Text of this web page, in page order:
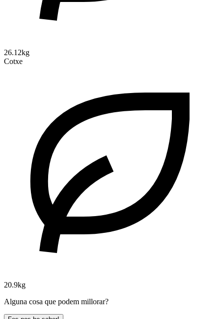
26.12kg
Cotxe
20.9kg
Alguna cosa que podem millorar?